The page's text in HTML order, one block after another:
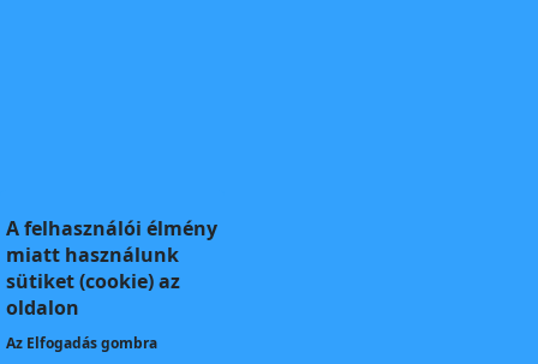
A felhasználói élmény
miatt használunk
sütiket (cookie) az
oldalon
Az Elfogadásgombra